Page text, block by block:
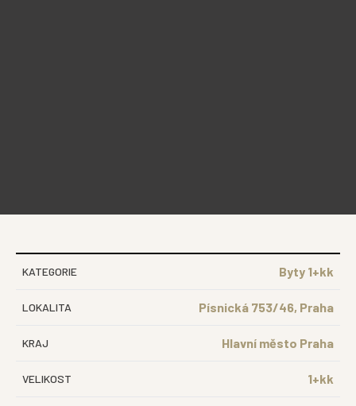
KATEGORIE Byty 1+kk
LOKALITA Písnická 753/46, Praha
KRAJ Hlavní město Praha
VELIKOST 1+kk